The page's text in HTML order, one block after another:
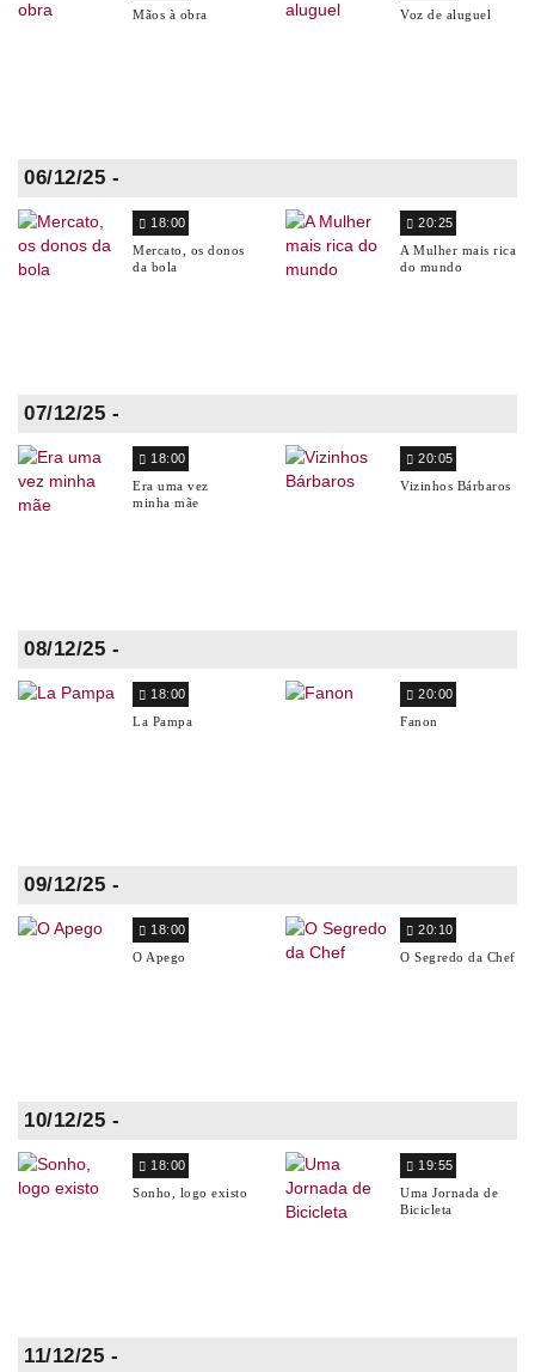
Mãos à obra
Voz de aluguel
06/12/25 -
18:00
Mercato, os donos
da bola
20:25
A Mulher mais rica
do mundo
07/12/25 -
18:00
Era uma vez
minha mãe
20:05
Vizinhos Bárbaros
08/12/25 -
18:00
La Pampa
20:00
Fanon
09/12/25 -
18:00
O Apego
20:10
O Segredo da Chef
10/12/25 -
18:00
Sonho, logo existo
19:55
Uma Jornada de
Bicicleta
11/12/25 -